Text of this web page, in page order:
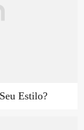
Estilo?